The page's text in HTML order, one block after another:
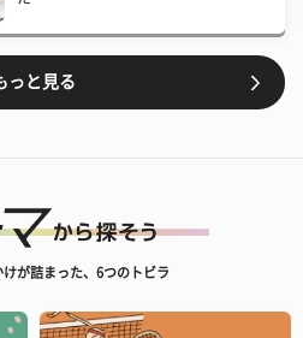
っと見る
が詰まった、6つのトビラ